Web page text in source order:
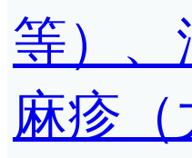
等）、
麻疹